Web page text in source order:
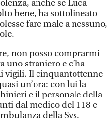
anche se Luca
bene, ha sottolineato
fare male a nessuno,
non posso comprarmi
uno straniero e c’ha
vigili. Il cinquantottenne
un’ora: con lui la
e il personale della
dal medico del 118 e
della Svs.